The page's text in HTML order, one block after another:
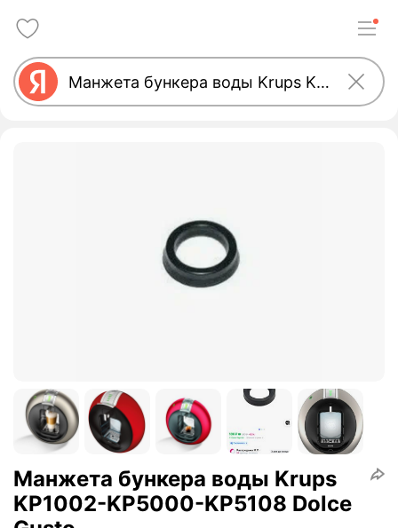
Манжета бункера воды Krups
KP1002-KP5000-KP5108 Dolce